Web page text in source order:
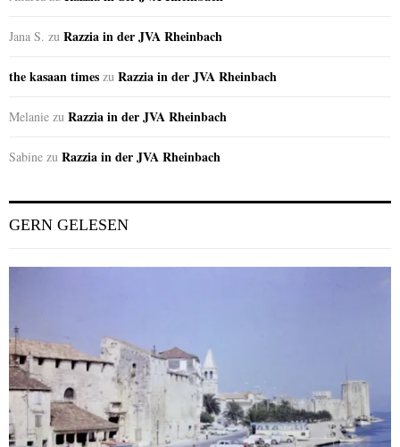
Jana S. zu Razzia in der JVA Rheinbach
the kasaan times zu Razzia in der JVA Rheinbach
Melanie zu Razzia in der JVA Rheinbach
Sabine zu Razzia in der JVA Rheinbach
GERN GELESEN